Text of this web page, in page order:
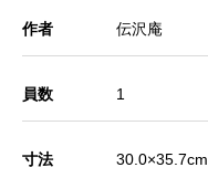
作者 伝沢庵
員数 1
寸法 30.0×35.7cm